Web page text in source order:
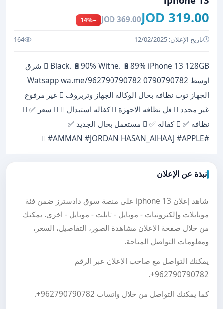
319.00 JOD
369.00 JOD
−14%
تاريخ الإعلان: 12/02/2025 164
iPhone 13 128GB ‏ Black. 🔋90% Withe. 🔋89% شرق
اوسط 0790790782 Watsapp wa.me/962790790782
الجهاز توب نظافه بحال الوكاله الجهاز وتربروف ‏ غير مرفوع
غير مجدد ‏ فل نظافه الاجهزة ‏ كفاله استبدال ‏ ‏ سعر ✅ ‏
نظافه ✅ ‏ كفاله ✅ ‏ مستعمل بحال الجديد ✅
#HASAN_AlHAAJ #APPLE ‏ #AMMAN #JORDAN
نبذة عن الإعلان
شاهد إعلان iphone 13 على منصة سوق دادسترز ضمن فئة
موبايلات وإلكترونيات - موبايل - تابلت - موبايل - اخرى. يمكنك
من خلال صفحة الإعلان مشاهدة الصور، التفاصيل، السعر،
ومعلومات التواصل المتاحة.
يمكنك التواصل مع صاحب الإعلان عبر الرقم
+962790790782
.
كما يمكنك التواصل من خلال واتساب +962790790782
.